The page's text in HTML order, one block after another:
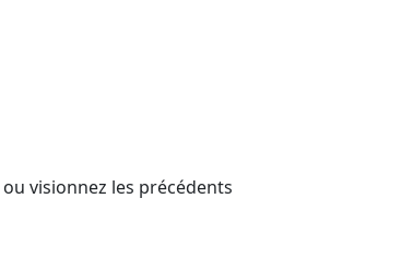
ou visionnez les précédents